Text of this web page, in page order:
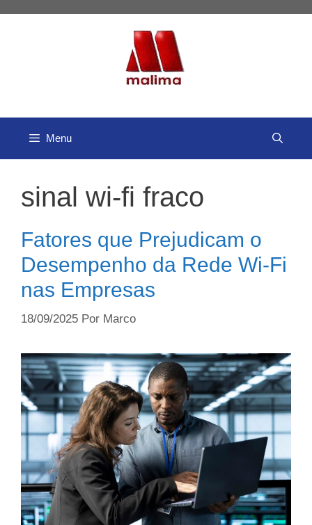
Menu
sinal wi-fi fraco
Fatores que Prejudicam o
Desempenho da Rede Wi-Fi
nas Empresas
18/09/2025 Por Marco